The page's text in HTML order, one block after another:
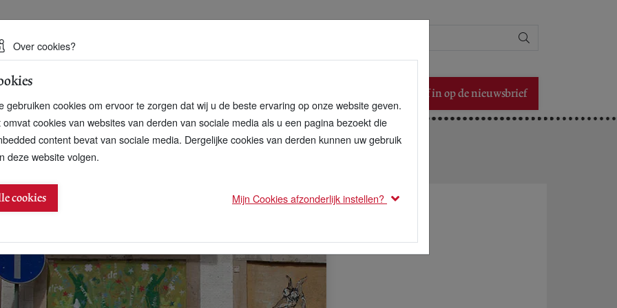
duurzame toekomst
Schrijf in op de nieuwsbrief
The End of Waste
Over cookies?
gebruiken cookies om ervoor te zorgen dat wij u de beste ervaring op onze website geven.
omvat cookies van websites van derden van sociale media als u een pagina bezoekt die
content bevat van sociale media. Dergelijke cookies van derden kunnen uw gebruik
deze website volgen.
cookies Mijn Cookies afzonderlijk instellen?